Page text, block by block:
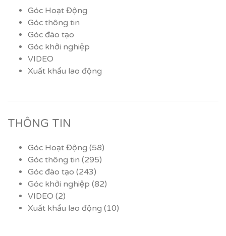
Góc Hoạt Động
Góc thông tin
Góc đào tạo
Góc khởi nghiệp
VIDEO
Xuất khẩu lao động
THÔNG TIN
Góc Hoạt Động (58)
Góc thông tin (295)
Góc đào tạo (243)
Góc khởi nghiệp (82)
VIDEO (2)
Xuất khẩu lao động (10)